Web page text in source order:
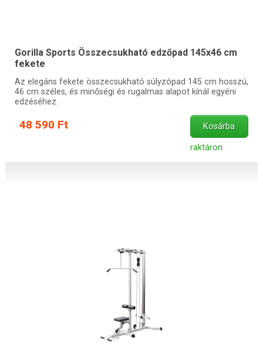
Gorilla Sports Összecsukható edzőpad 145x46 cm
fekete
Az elegáns fekete összecsukható súlyzópad 145 cm hosszú,
46 cm széles, és minőségi és rugalmas alapot kínál egyéni
edzéséhez.
48 590 Ft Kosárba
raktáron